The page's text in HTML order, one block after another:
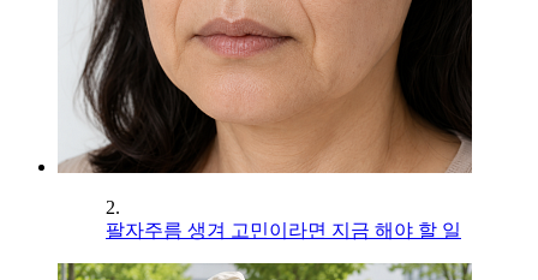
2.
팔자주름 생겨 고민이라면 지금 해야 할 일